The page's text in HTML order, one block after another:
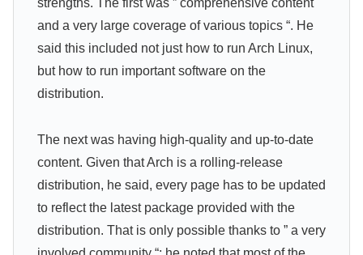
strengths. The first was ” comprehensive content
and a very large coverage of various topics “. He
said this included not just how to run Arch Linux,
but how to run important software on the
distribution.
The next was having high-quality and up-to-date
content. Given that Arch is a rolling-release
distribution, he said, every page has to be updated
to reflect the latest package provided with the
distribution. That is only possible thanks to ” a very